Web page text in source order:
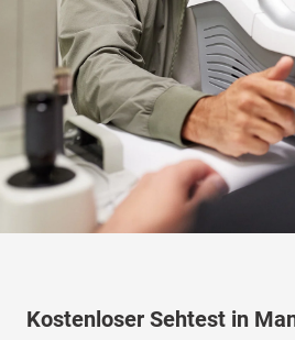
Kostenloser Sehtest in